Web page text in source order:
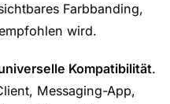
Farbbanding,
wird.
Kompatibilität.
Messaging-App,